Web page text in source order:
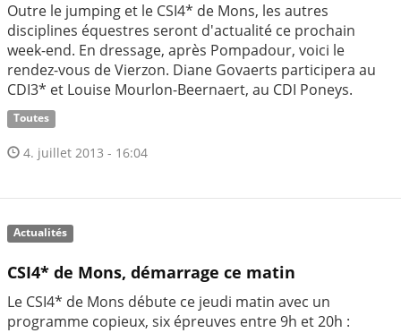
Outre le jumping et le CSI4* de Mons, les autres
disciplines équestres seront d'actualité ce prochain
week-end. En dressage, après Pompadour, voici le
rendez-vous de Vierzon. Diane Govaerts participera au
CDI3* et Louise Mourlon-Beernaert, au CDI Poneys.
Toutes
4. juillet 2013 - 16:04
Actualités
CSI4* de Mons, démarrage ce matin
Le CSI4* de Mons débute ce jeudi matin avec un
programme copieux, six épreuves entre 9h et 20h :